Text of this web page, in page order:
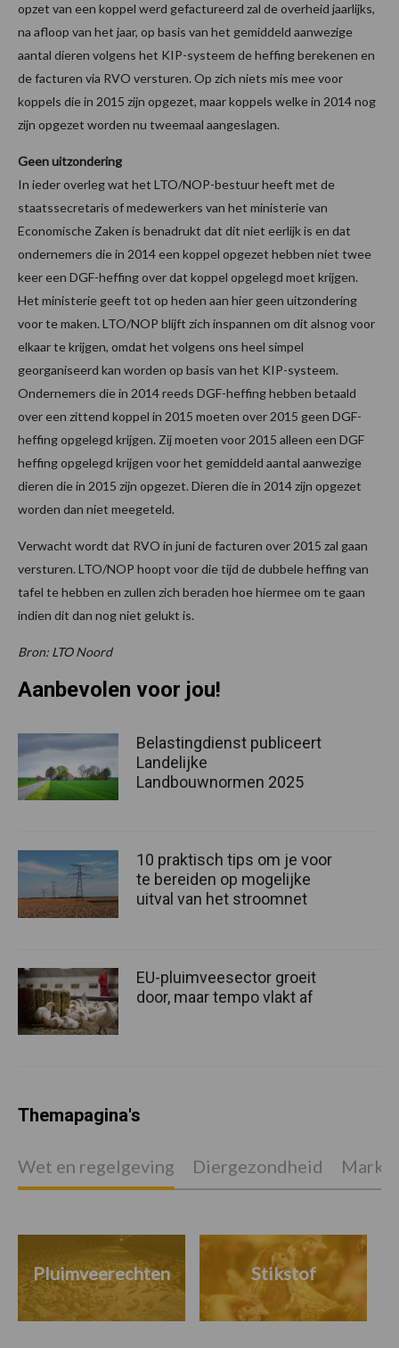
opzet van een koppel werd gefactureerd zal de overheid jaarlijks,
na afloop van het jaar, op basis van het gemiddeld aanwezige
aantal dieren volgens het KIP-systeem de heffing berekenen en
de facturen via RVO versturen. Op zich niets mis mee voor
koppels die in 2015 zijn opgezet, maar koppels welke in 2014 nog
zijn opgezet worden nu tweemaal aangeslagen.
Geen uitzondering
In ieder overleg wat het LTO/NOP-bestuur heeft met de
staatssecretaris of medewerkers van het ministerie van
Economische Zaken is benadrukt dat dit niet eerlijk is en dat
ondernemers die in 2014 een koppel opgezet hebben niet twee
keer een DGF-heffing over dat koppel opgelegd moet krijgen.
Het ministerie geeft tot op heden aan hier geen uitzondering
voor te maken. LTO/NOP blijft zich inspannen om dit alsnog voor
elkaar te krijgen, omdat het volgens ons heel simpel
georganiseerd kan worden op basis van het KIP-systeem.
Ondernemers die in 2014 reeds DGF-heffing hebben betaald
over een zittend koppel in 2015 moeten over 2015 geen DGF-
heffing opgelegd krijgen. Zij moeten voor 2015 alleen een DGF
heffing opgelegd krijgen voor het gemiddeld aantal aanwezige
dieren die in 2015 zijn opgezet. Dieren die in 2014 zijn opgezet
worden dan niet meegeteld.
Verwacht wordt dat RVO in juni de facturen over 2015 zal gaan
versturen. LTO/NOP hoopt voor die tijd de dubbele heffing van
tafel te hebben en zullen zich beraden hoe hiermee om te gaan
indien dit dan nog niet gelukt is.
Bron: LTO Noord
Aanbevolen voor jou!
Belastingdienst publiceert
Landelijke
Landbouwnormen 2025
10 praktisch tips om je voor
te bereiden op mogelijke
uitval van het stroomnet
EU-pluimveesector groeit
door, maar tempo vlakt af
Themapagina's
Wet en regelgeving Diergezondheid
Pluimveerechten Stikstof